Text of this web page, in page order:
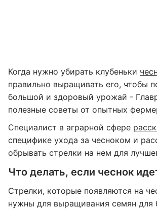
Когда нужно убирать клубеньки
правильно выращивать его, чтобы
большой и здоровый урожай -
полезные советы от опытных
Специалист в аграрной сфере
специфике ухода за чесноком и
обрывать стрелки на нем для
Что делать, если чеснок
Стрелки, которые появляются на
нужны для выращивания семян для